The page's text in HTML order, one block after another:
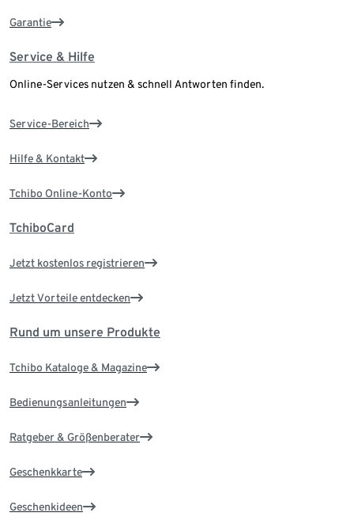
Garantie
Service & Hilfe
Online-Services nutzen & schnell Antworten finden.
Service-Bereich
Hilfe & Kontakt
Tchibo Online-Konto
TchiboCard
Jetzt kostenlos registrieren
Jetzt Vorteile entdecken
Rund um unsere Produkte
Tchibo Kataloge & Magazine
Bedienungsanleitungen
Ratgeber & Größenberater
Geschenkkarte
Geschenkideen